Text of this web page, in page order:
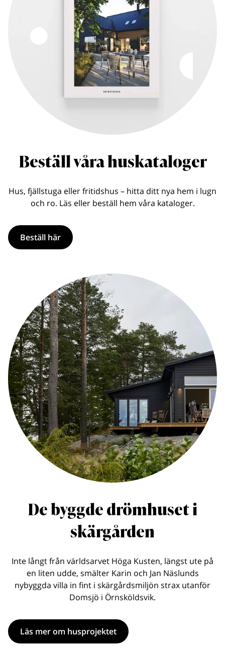
Beställ våra huskataloger
Hus, fjällstuga eller fritidshus – hitta ditt nya hem i lugn
och ro. Läs eller beställ hem våra kataloger.
Beställ här
De byggde drömhuset i
skärgården
Inte långt från världsarvet Höga Kusten, längst ute på
en liten udde, smälter Karin och Jan Näslunds
nybyggda villa in fint i skärgårdsmiljön strax utanför
Domsjö i Örnsköldsvik.
Läs mer om husprojektet